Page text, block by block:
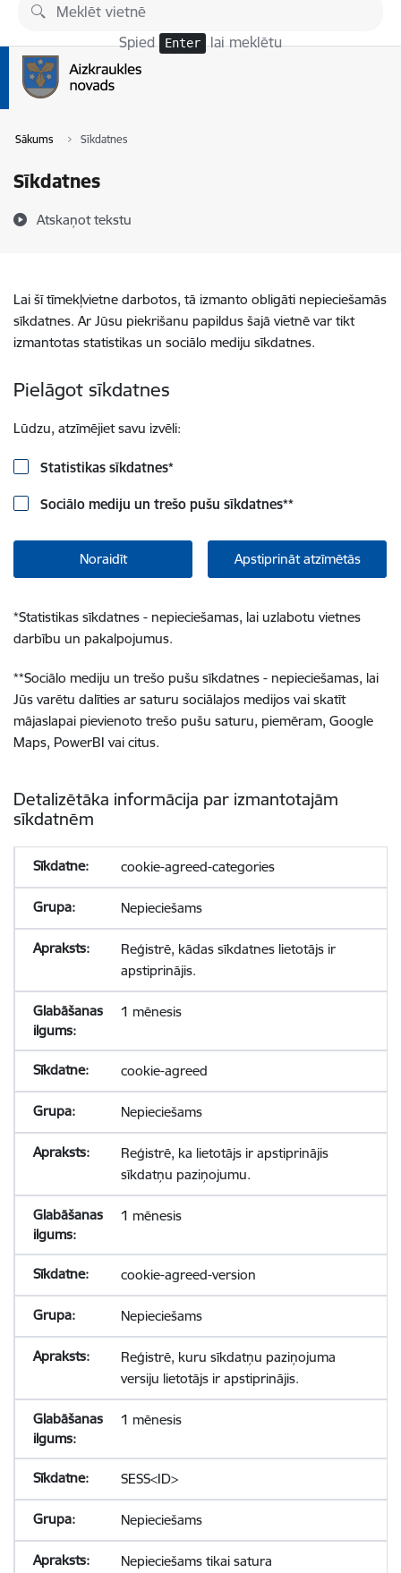
Pāriet uz lapas saturu
Spied Enter lai meklētu
Sākums Sīkdatnes
Sīkdatnes
Atskaņot tekstu
Lai šī tīmekļvietne darbotos, tā izmanto obligāti nepieciešamās
sīkdatnes. Ar Jūsu piekrišanu papildus šajā vietnē var tikt
izmantotas statistikas un sociālo mediju sīkdatnes.
Pielāgot sīkdatnes
Lūdzu, atzīmējiet savu izvēli:
Statistikas sīkdatnes*
Sociālo mediju un trešo pušu sīkdatnes**
Noraidīt Apstiprināt atzīmētās
*Statistikas sīkdatnes - nepieciešamas, lai uzlabotu vietnes
darbību un pakalpojumus.
**Sociālo mediju un trešo pušu sīkdatnes - nepieciešamas, lai
Jūs varētu dalīties ar saturu sociālajos medijos vai skatīt
mājaslapai pievienoto trešo pušu saturu, piemēram, Google
Maps, PowerBI vai citus.
Detalizētāka informācija par izmantotajām
sīkdatnēm
cookie-agreed-categories
Nepieciešams
Reģistrē, kādas sīkdatnes lietotājs ir
apstiprinājis.
1 mēnesis
cookie-agreed
Nepieciešams
Reģistrē, ka lietotājs ir apstiprinājis
sīkdatņu paziņojumu.
1 mēnesis
cookie-agreed-version
Nepieciešams
Reģistrē, kuru sīkdatņu paziņojuma
versiju lietotājs ir apstiprinājis.
1 mēnesis
SESS<ID>
Nepieciešams
Nepieciešams tikai satura